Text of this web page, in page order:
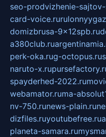
seo-prodvizhenie-
card-voice.ru
domizbrusa-9x12spb.ru
a380club.ru
perk-oka.rug-octopus.ru
naruto-x.ru
spayderhed-2022.ru
webamator.ruma-
nv-750.runews-plain.ru
dizfiles.ruyoutubefree.ru
planeta-samara.ru